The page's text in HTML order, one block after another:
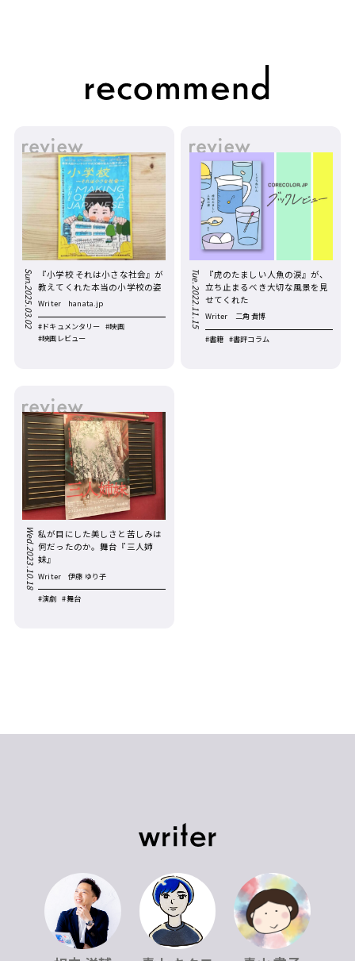
Sun.2025.03.02
『小学校 それは小さな社会』が
教えてくれた本当の小学校の姿
Writer hanata.jp
#ドキュメンタリー #映画
#映画レビュー
Tue.2022.11.15
『虎のたましい人魚の涙』が、
立ち止まるべき大切な風景を見
せてくれた
Writer 二角 貴博
#書籍 #書評コラム
Wed.2023.10.18 私が目にした美しさと苦しみは
何だったのか。舞台『三人姉
妹』
Writer伊藤 ゆり子
#演劇 #舞台